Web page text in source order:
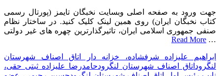
کسب
و
کارهای
جهت ورود به صفحه اصلی وبسایت نخبگان تایمز (پورتال رسمی
کتاب نخبگان ایران) روی همین لینک کلیک کنید. در ساختار نظام
صنفی جمهوری اسلامی ایران، تاثیرگذارترین چهره های غیر دولتی
…
Read More
ابراهیم علیزاده شرفشاده، خزانه دار اتاق اصناف شهرستان
لنگرود اتاق اصناف شهرستان لنگرودحامدرضا علیزاده ثبتی حقی،